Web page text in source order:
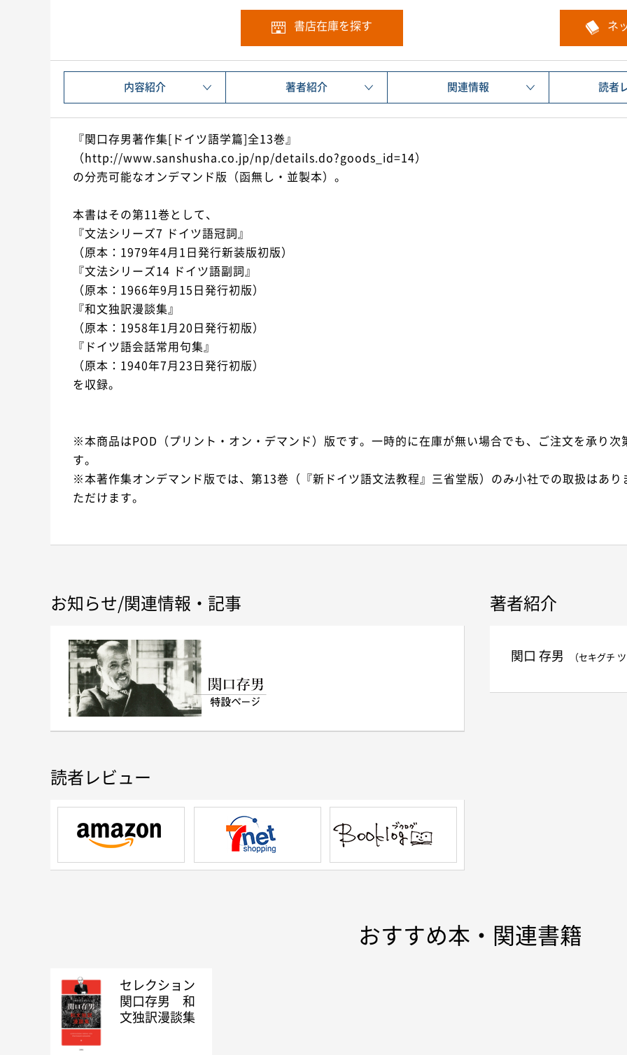
書店在庫を探す ネ
内容紹介 著者紹介 関連情報 読者
『関口存男著作集[ドイツ語学篇]全13巻』
（http://www.sanshusha.co.jp/np/details.do?goods_id=14）
の分売可能なオンデマンド版（函無し・並製本）。
本書はその第11巻として、
『文法シリーズ7 ドイツ語冠詞』
（原本：1979年4月1日発行新装版初版）
『文法シリーズ14 ドイツ語副詞』
（原本：1966年9月15日発行初版）
『和文独訳漫談集』
（原本：1958年1月20日発行初版）
『ドイツ語会話常用句集』
（原本：1940年7月23日発行初版）
を収録。
※本商品はPOD（プリント・オン・デマンド）版です。一時的に在庫が無い場合でも、ご注文を承り
す。
※本著作集オンデマンド版では、第13巻（『新ドイツ語文法教程』三省堂版）のみ小社での取扱はあ
ただけます。
お知らせ/関連情報・記事
読者レビュー
著者紹介
関口 存男 （セキグチ
おすすめ本・関連書籍
セレクション
関口存男 和
文独訳漫談集